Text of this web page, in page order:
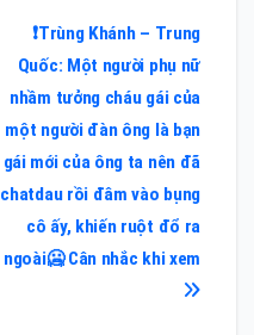
❗Trùng Khánh – Trung
Quốc: Một người phụ nữ
nhầm tưởng cháu gái của
một người đàn ông là bạn
gái mới của ông ta nên đã
chatdau rồi đâm vào bụng
cô ấy, khiến ruột đổ ra
ngoài🥶 Cân nhắc khi xem